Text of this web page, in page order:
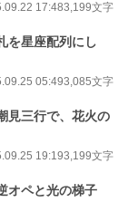
17:483,199文字
を星座配列にし
05:493,085文字
見三行で、花火の
19:193,199文字
オペと光の梯子